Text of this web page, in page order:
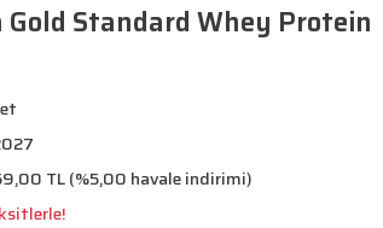
Standard Whey Protein
TL (%5,00 havale indirimi)